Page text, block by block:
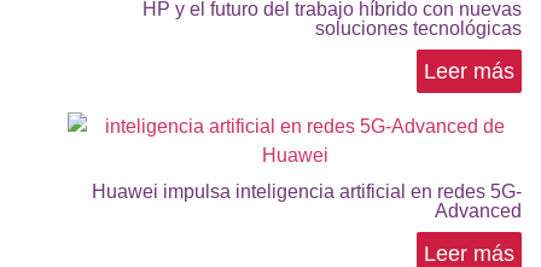
HP y el futuro del trabajo híbrido con nuevas
soluciones tecnológicas
Leer más
Huawei impulsa inteligencia artificial en redes 5G-
Advanced
Leer más